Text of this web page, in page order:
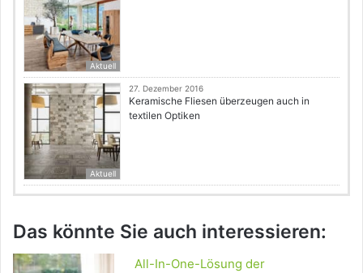
Aktuell
Aktuell
27. Dezember 2016
Keramische Fliesen überzeugen auch in
textilen Optiken
Das könnte Sie auch interessieren:
All-In-One-Lösung der